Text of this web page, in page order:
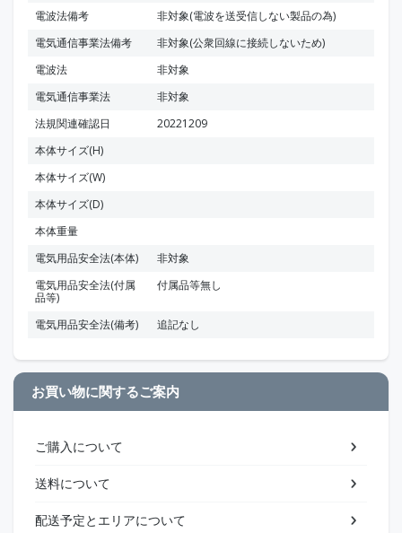
電波法備考
非対象(電波を送受信しない製品の為)
電気通信事業法備考
非対象(公衆回線に接続しないため)
電波法
非対象
電気通信事業法
非対象
法規関連確認日
20221209
本体サイズ(H)
本体サイズ(W)
本体サイズ(D)
本体重量
電気用品安全法(本体)
非対象
電気用品安全法(付属
品等)
付属品等無し
電気用品安全法(備考) 追記なし
お買い物に関するご案内
ご購入について
送料について
配送予定とエリアについて